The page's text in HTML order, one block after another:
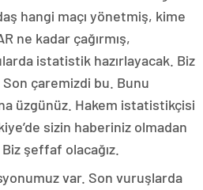
hangi maçı yönetmiş, kime
ne kadar çağırmış,
istatistik hazırlayacak. Biz
Son çaremizdi bu. Bunu
üzgünüz. Hakem istatistikçisi
sizin haberiniz olmadan
şeffaf olacağız.
var. Son vuruşlarda